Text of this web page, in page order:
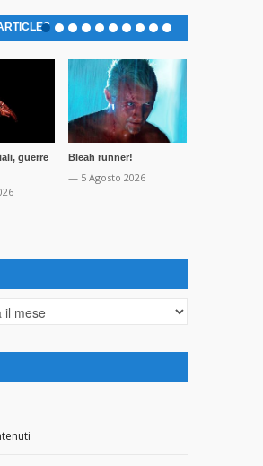
guerre
Bleah runner!
— 5 Agosto 2026